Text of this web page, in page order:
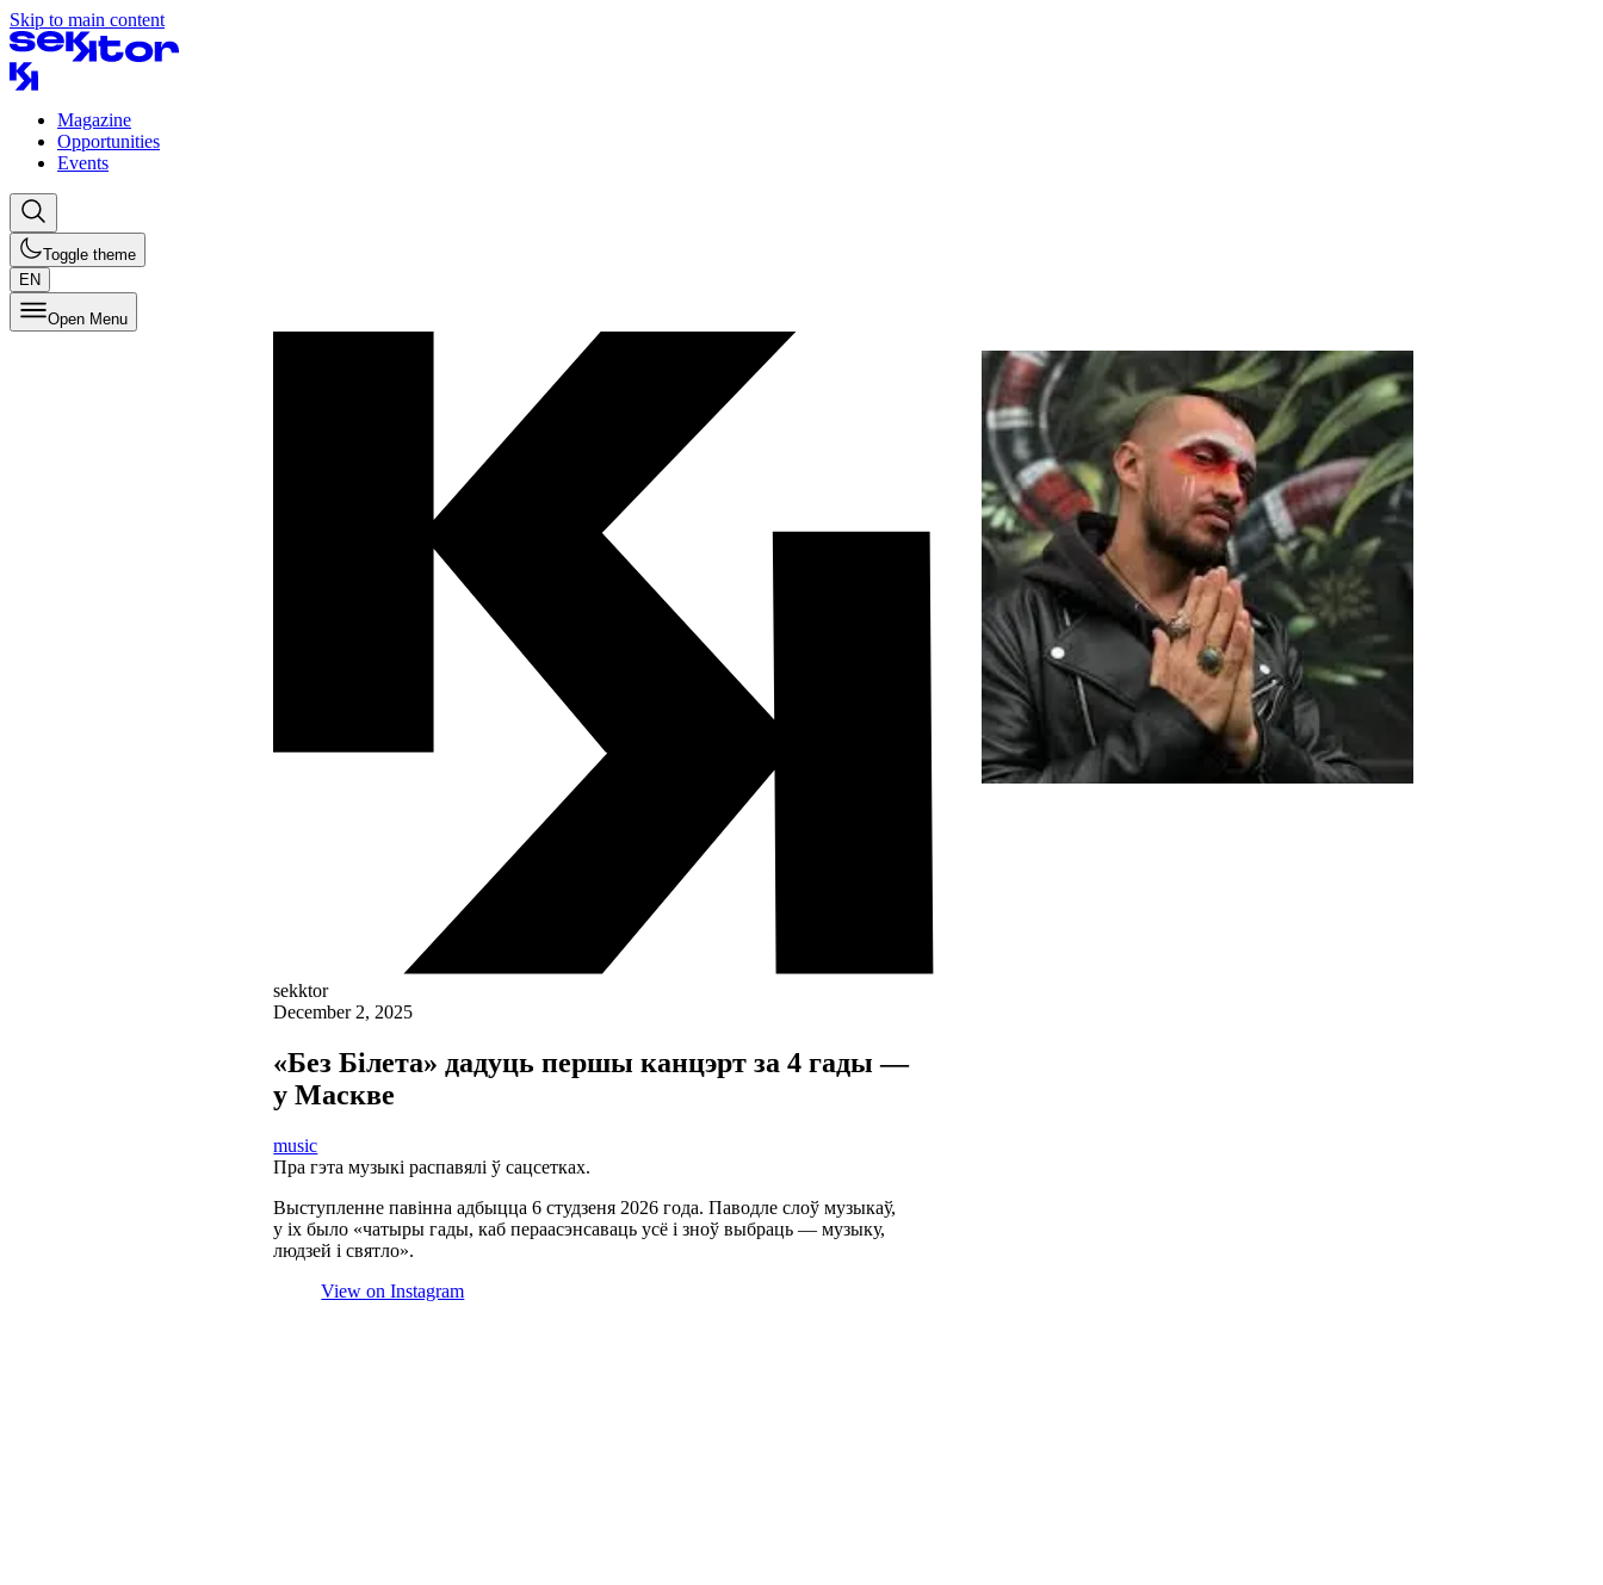
Skip to main content
Magazine
Opportunities
Events
Toggle theme
EN
Open Menu
sekktor
December 2, 2025
«Без Білета» дадуць першы канцэрт за 4 гады —
у Маскве
music
Пра гэта музыкі распавялі ў сацсетках.
Выступленне павінна адбыцца 6 студзеня 2026 года. Паводле слоў музыкаў,
у іх было «чатыры гады, каб пераасэнсаваць усё і зноў выбраць — музыку,
людзей і святло».
View on Instagram